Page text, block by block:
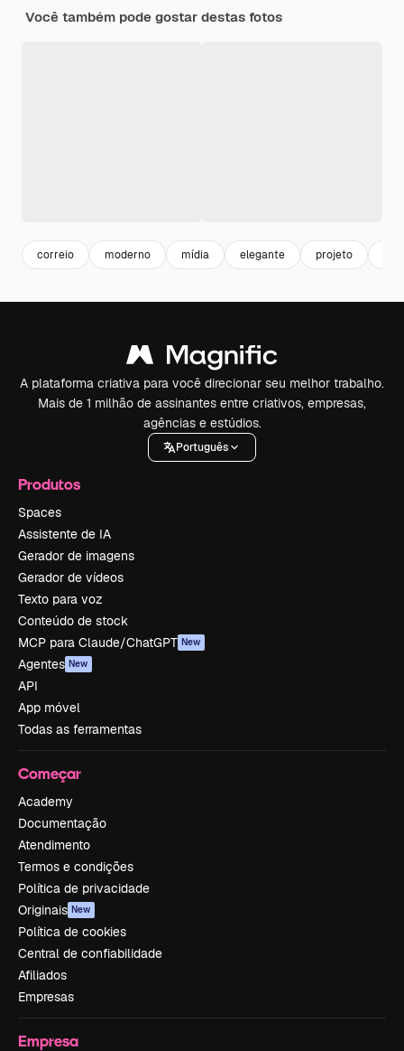
Você também pode gostar destas fotos
correio moderno mídia elegante projeto
A plataforma criativa para você direcionar seu melhor trabalho.
Mais de 1 milhão de assinantes entre criativos, empresas,
agências e estúdios.
Português
Produtos
Spaces
Assistente de IA
Gerador de imagens
Gerador de vídeos
Texto para voz
Conteúdo de stock
MCP para Claude/ChatGPT New
Agentes New
API
App móvel
Todas as ferramentas
Começar
Academy
Documentação
Atendimento
Termos e condições
Política de privacidade
Originais New
Política de cookies
Central de confiabilidade
Afiliados
Empresas
Empresa